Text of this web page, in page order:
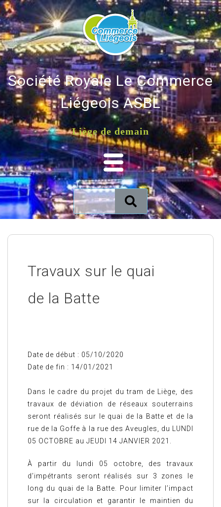
Société Royale Le Commerce
Liégeois ASBL
Liège de demain
Travaux sur le quai
de la Batte
Date de début : 05/10/2020
Date de fin : 14/01/2021
Dans le cadre du projet du tram de Liège, des
travaux de déviation de réseaux souterrains
seront réalisés sur le quai de la Batte et de la
rue de la Goffe à la rue des Aveugles, du LUNDI
05 OCTOBRE au JEUDI 14 JANVIER 2021.
À partir du lundi 05 octobre, des travaux
d’impétrants seront réalisés sur 3 zones le
long du quai de la Batte. Pour limiter l’impact
sur la circulation et garantir le maintien du